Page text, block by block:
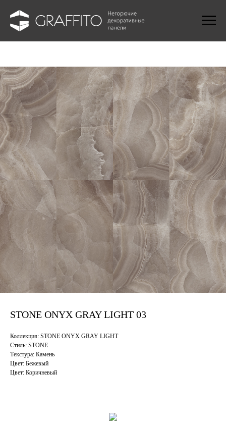
STONE ONYX GRAY LIGHT 03
Коллекция: STONE ONYX GRAY LIGHT
Стиль: STONE
Текстура: Камень
Цвет: Бежевый
Цвет: Коричневый